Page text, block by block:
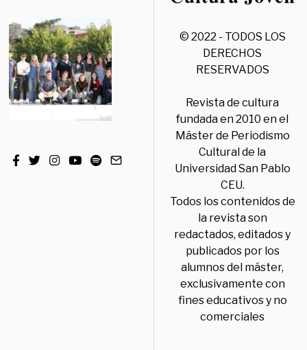
© 2022 - TODOS LOS
DERECHOS
RESERVADOS
Revista de cultura
fundada en 2010 en el
Máster de Periodismo
Cultural de la
Universidad San Pablo
CEU.
Todos los contenidos de
la revista son
redactados, editados y
publicados por los
alumnos del máster,
exclusivamente con
fines educativos y no
comerciales